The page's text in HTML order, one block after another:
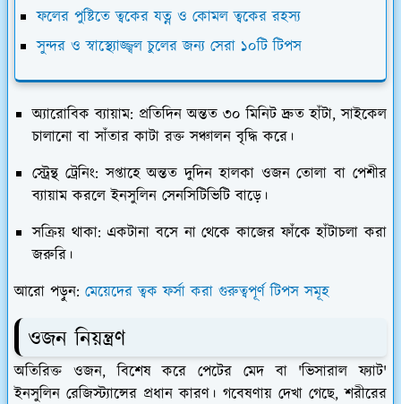
ফলের পুষ্টিতে ত্বকের যত্ন ও কোমল ত্বকের রহস্য
সুন্দর ও স্বাস্থ্যোজ্জ্বল চুলের জন্য সেরা ১০টি টিপস
অ্যারোবিক ব্যায়াম: প্রতিদিন অন্তত ৩০ মিনিট দ্রুত হাঁটা, সাইকেল
চালানো বা সাঁতার কাটা রক্ত সঞ্চালন বৃদ্ধি করে।
স্ট্রেন্থ ট্রেনিং: সপ্তাহে অন্তত দুদিন হালকা ওজন তোলা বা পেশীর
ব্যায়াম করলে ইনসুলিন সেনসিটিভিটি বাড়ে।
সক্রিয় থাকা: একটানা বসে না থেকে কাজের ফাঁকে হাঁটাচলা করা
জরুরি।
আরো পড়ুন: মেয়েদের ত্বক ফর্সা করা গুরুত্বপূর্ণ টিপস সমূহ
​ওজন নিয়ন্ত্রণ
​অতিরিক্ত ওজন, বিশেষ করে পেটের মেদ বা 'ভিসারাল ফ্যাট'
ইনসুলিন রেজিস্ট্যান্সের প্রধান কারণ। গবেষণায় দেখা গেছে, শরীরের